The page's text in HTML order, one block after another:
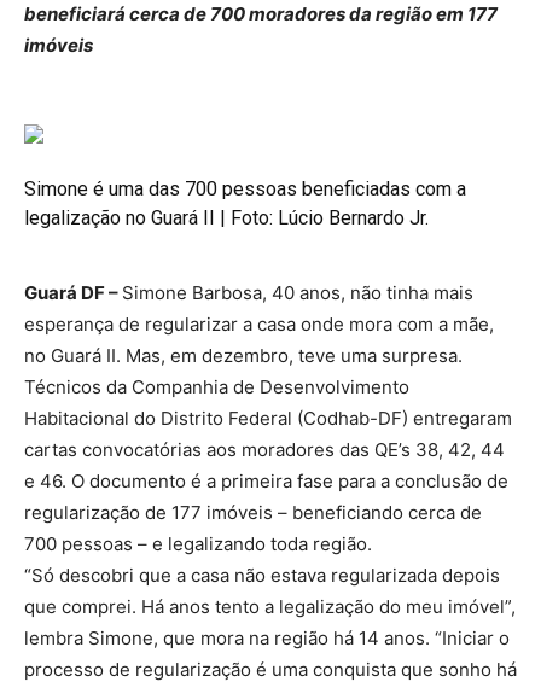
beneficiará cerca de 700 moradores da região em 177
imóveis
Simone é uma das 700 pessoas beneficiadas com a
legalização no Guará II | Foto: Lúcio Bernardo Jr.
Guará DF – Simone Barbosa, 40 anos, não tinha mais
esperança de regularizar a casa onde mora com a mãe,
no Guará II. Mas, em dezembro, teve uma surpresa.
Técnicos da Companhia de Desenvolvimento
Habitacional do Distrito Federal (Codhab-DF) entregaram
cartas convocatórias aos moradores das QE’s 38, 42, 44
e 46. O documento é a primeira fase para a conclusão de
regularização de 177 imóveis – beneficiando cerca de
700 pessoas – e legalizando toda região.
“Só descobri que a casa não estava regularizada depois
que comprei. Há anos tento a legalização do meu imóvel”,
lembra Simone, que mora na região há 14 anos. “Iniciar o
processo de regularização é uma conquista que sonho há